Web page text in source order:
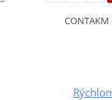
CONTAKM